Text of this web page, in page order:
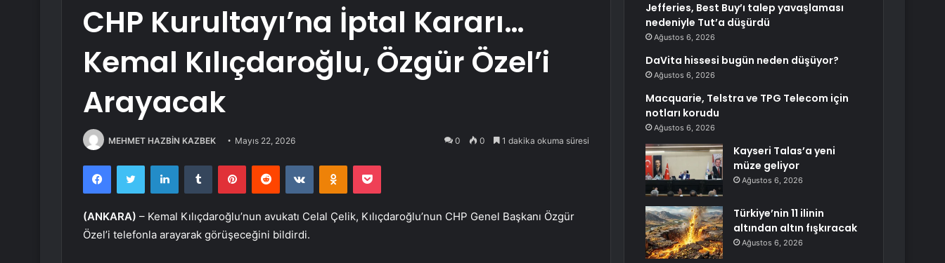
CHP Kurultayı’na İptal Kararı…
Kemal Kılıçdaroğlu, Özgür Özel’i
Arayacak
MEHMET HAZBİN KAZBEK Mayıs 22, 2026 0 0 1 dakika okuma süresi
FacebookTwitter LinkedInTumblr PinterestReddit VKontakteOdnoklassniki
Pocket
(ANKARA) – Kemal Kılıçdaroğlu’nun avukatı Celal Çelik, Kılıçdaroğlu’nun CHP Genel Başkanı Özgür
Özel’i telefonla arayarak görüşeceğini bildirdi.
Jefferies, Best Buy’ı talep yavaşlaması
nedeniyle Tut’a düşürdü
Ağustos 6, 2026
DaVita hissesi bugün neden düşüyor?
Ağustos 6, 2026
Macquarie, Telstra ve TPG Telecom için
notları korudu
Ağustos 6, 2026
Kayseri Talas’a yeni
müze geliyor
Ağustos 6, 2026
Türkiye’nin 11 ilinin
altından altın fışkıracak
Ağustos 6, 2026